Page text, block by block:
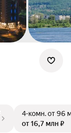
4-комн.от 96
от 16,7 млн ₽